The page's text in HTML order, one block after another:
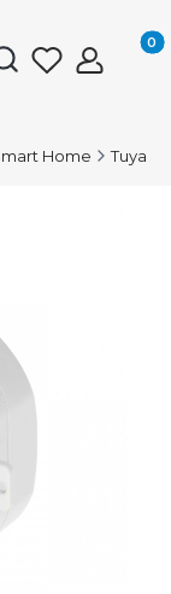
Otwórz
Home Tuya